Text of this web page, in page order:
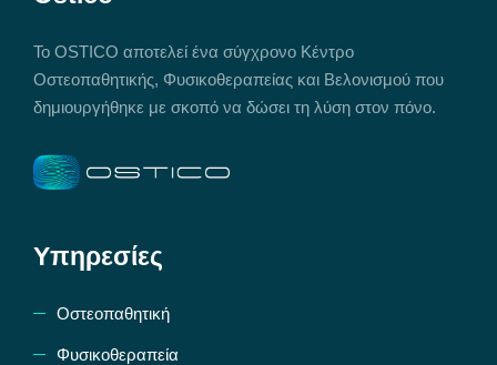
Το OSTICO αποτελεί ένα σύγχρονο Κέντρο
Οστεοπαθητικής, Φυσικοθεραπείας και Βελονισμού που
δημιουργήθηκε με σκοπό να δώσει τη λύση στον πόνο.
Υπηρεσίες
Οστεοπαθητική
Φυσικοθεραπεία